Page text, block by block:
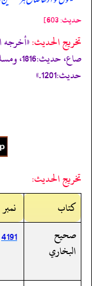
حدیث: 603]
تخریج الحدیث:«أخرجه
صاع،
حديث:1201.»
تخريج الحديث:
کتاب
نمبر
صحيح
البخاري
4191